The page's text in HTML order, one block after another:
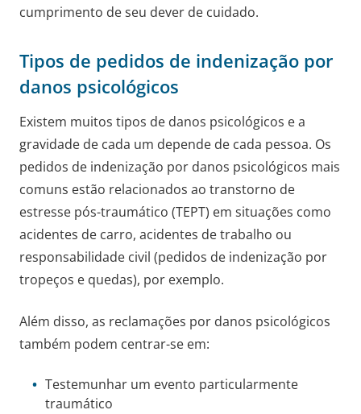
cumprimento de seu dever de cuidado.
Tipos de pedidos de indenização por
danos psicológicos
Existem muitos tipos de danos psicológicos e a
gravidade de cada um depende de cada pessoa. Os
pedidos de indenização por danos psicológicos mais
comuns estão relacionados ao transtorno de
estresse pós-traumático (TEPT) em situações como
acidentes de carro, acidentes de trabalho ou
responsabilidade civil (pedidos de indenização por
tropeços e quedas), por exemplo.
Além disso, as reclamações por danos psicológicos
também podem centrar-se em:
Testemunhar um evento particularmente
traumático